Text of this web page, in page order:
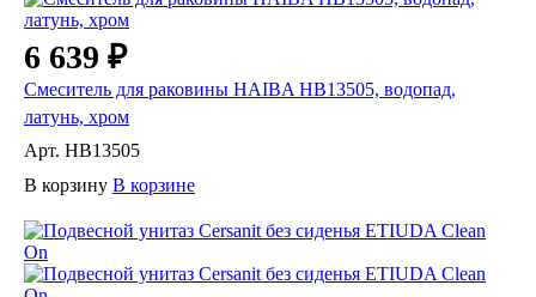
6 639 ₽
Смеситель для раковины HAIBA HB13505, водопад,
латунь, хром
Арт. HB13505
В корзину В корзине